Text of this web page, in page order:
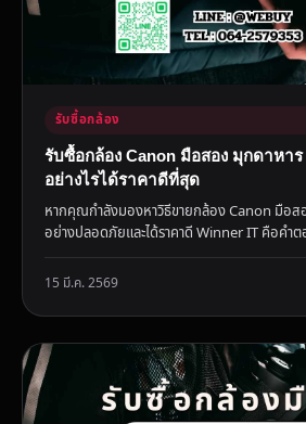
รับซื้อกล้อง
รับซื้อกล้อง Canon มือสอง มุกดาหา
อย่างไรได้ราคาดีที่สุด
หากคุณกำลังมองหาวิธีขายกล้อง Canon มือส
อย่างปลอดภัยและได้ราคาดี Winner IT คือคำ
รับซ...
15 มี.ค. 2569